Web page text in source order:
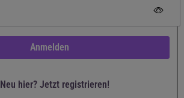
Anmelden
Neu hier? Jetzt registrieren!